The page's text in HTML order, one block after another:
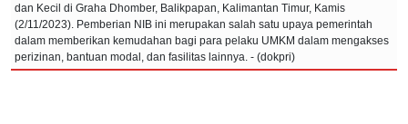
dan Kecil di Graha Dhomber, Balikpapan, Kalimantan Timur, Kamis
(2/11/2023). Pemberian NIB ini merupakan salah satu upaya pemerintah
dalam memberikan kemudahan bagi para pelaku UMKM dalam mengakses
perizinan, bantuan modal, dan fasilitas lainnya. - (dokpri)